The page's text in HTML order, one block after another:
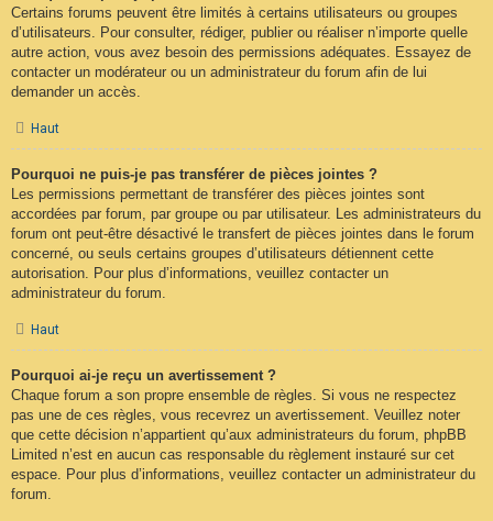
Certains forums peuvent être limités à certains utilisateurs ou groupes
d’utilisateurs. Pour consulter, rédiger, publier ou réaliser n’importe quelle
autre action, vous avez besoin des permissions adéquates. Essayez de
contacter un modérateur ou un administrateur du forum afin de lui
demander un accès.
Haut
Pourquoi ne puis-je pas transférer de pièces jointes ?
Les permissions permettant de transférer des pièces jointes sont
accordées par forum, par groupe ou par utilisateur. Les administrateurs du
forum ont peut-être désactivé le transfert de pièces jointes dans le forum
concerné, ou seuls certains groupes d’utilisateurs détiennent cette
autorisation. Pour plus d’informations, veuillez contacter un
administrateur du forum.
Haut
Pourquoi ai-je reçu un avertissement ?
Chaque forum a son propre ensemble de règles. Si vous ne respectez
pas une de ces règles, vous recevrez un avertissement. Veuillez noter
que cette décision n’appartient qu’aux administrateurs du forum, phpBB
Limited n’est en aucun cas responsable du règlement instauré sur cet
espace. Pour plus d’informations, veuillez contacter un administrateur du
forum.